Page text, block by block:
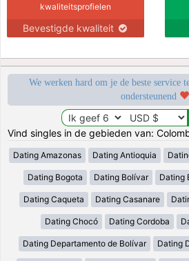
kwaliteitsprofielen
Bevestigde kwaliteit
We werken hard om je de beste service
ondersteunend
Vind singles in de gebieden van:
Dating Amazonas Dating Antioquia
Dating Bogota Dating Bolívar Dating
Dating Caqueta Dating Casanare
Dating Chocó Dating Cordoba
Dating Departamento de Bolívar Dating